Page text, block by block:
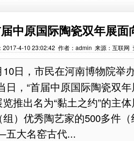
中原国际陶瓷双年展面
2017-4-10 23:02:42 作者：admin 来源：互联网
10日，市民在河南博物院举
日，“首届中原国际陶瓷双
推出名为“黏土之约”的主
）优秀陶艺家的500多件
大名窑古代...